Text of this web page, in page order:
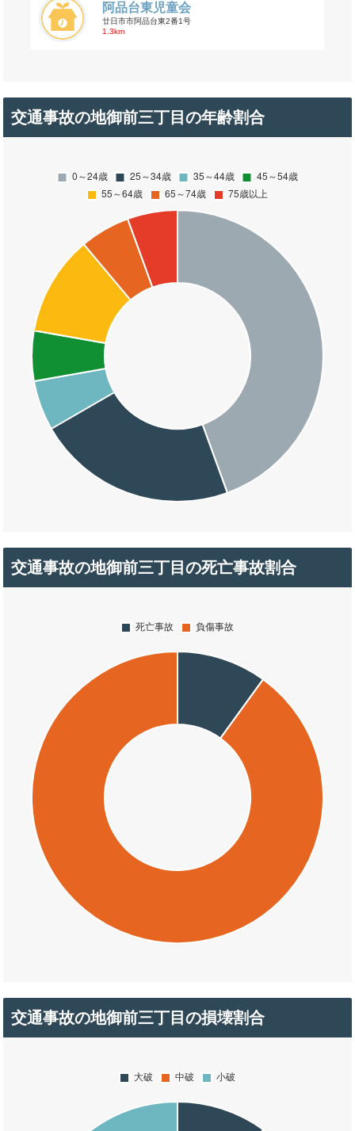
阿品台東児童会
廿日市市阿品台東2番1号
1.3km
交通事故の地御前三丁目の年齢割合
交通事故の地御前三丁目の死亡事故割合
交通事故の地御前三丁目の損壊割合